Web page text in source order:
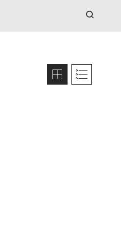
검색